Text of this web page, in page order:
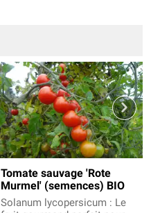
Tomate sauvage 'Rote
Murmel' (semences) BIO
Solanum lycopersicum : Le